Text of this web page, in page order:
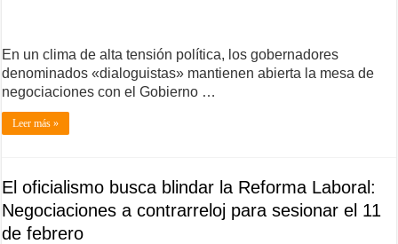
En un clima de alta tensión política, los gobernadores
denominados «dialoguistas» mantienen abierta la mesa de
negociaciones con el Gobierno …
Leer más »
El oficialismo busca blindar la Reforma Laboral:
Negociaciones a contrarreloj para sesionar el 11
de febrero